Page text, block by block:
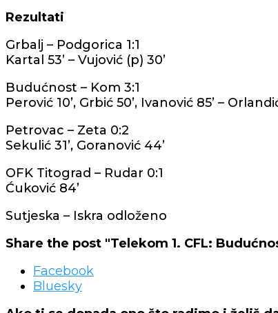
Rezultati
Grbalj – Podgorica 1:1
Kartal 53’ – Vujović (p) 30’
Budućnost – Kom 3:1
Perović 10’, Grbić 50’, Ivanović 85’ –
Petrovac – Zeta 0:2
Sekulić 31’, Goranović 44’
OFK Titograd – Rudar 0:1
Ćuković 84’
Sutjeska – Iskra odloženo
Share the post "Telekom 1. CFL:
Facebook
Bluesky